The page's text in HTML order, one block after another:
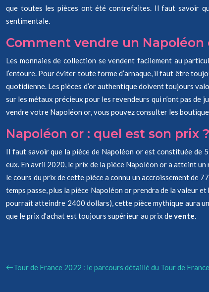
que toutes les pièces ont été contrefaites. Il faut savoir
sentimentale.
Comment vendre un Napoléon
Les monnaies de collection se vendent facilement au
l’entoure. Pour éviter toute forme d’arnaque, il faut être
quotidienne. Les pièces d’or authentique doivent toujours
sur les métaux précieux pour les revendeurs qui n’ont pas
vendre votre Napoléon or, vous pouvez consulter les
Napoléon or : quel est son prix ?
Il faut savoir que la pièce de Napoléon or est constituée de
eux. En avril 2020, le prix de la pièce Napoléon or a atteint
le cours du prix de cette pièce a connu un accroissement de
temps passe, plus la pièce Napoléon or prendra de la valeur
pourrait atteindre 2400 dollars), cette pièce mythique aura
que le prix d’achat est toujours supérieur au prix devente.
Tour de France 2022 : le parcours détaillé du Tour de